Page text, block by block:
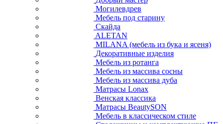
Могилевдрев
Мебель под старину
Скайда
ALETAN
MILANA (мебель из бука и ясеня)
Декоративные изделия
Мебель из ротанга
Мебель из массива сосны
Мебель из массива дуба
Матрасы Lonax
Венская классика
Матрасы BeautySON
Мебель в классическом стиле